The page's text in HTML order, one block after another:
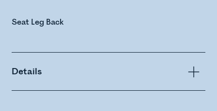
Seat Leg Back
Details